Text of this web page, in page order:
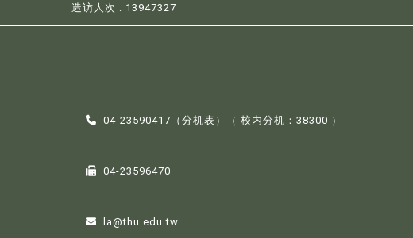
造访人次 : 13947327
04-23590417（分机表 ）（ 校内分机：38300 ）
04-23596470
la@thu.edu.tw